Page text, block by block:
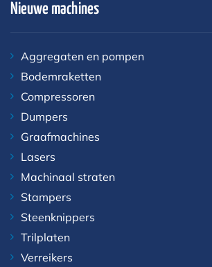
Nieuwe machines
Aggregaten en pompen
Bodemraketten
Compressoren
Dumpers
Graafmachines
Lasers
Machinaal straten
Stampers
Steenknippers
Trilplaten
Verreikers